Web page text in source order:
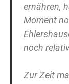
ernähren,
Moment
noch
Zur Zeit